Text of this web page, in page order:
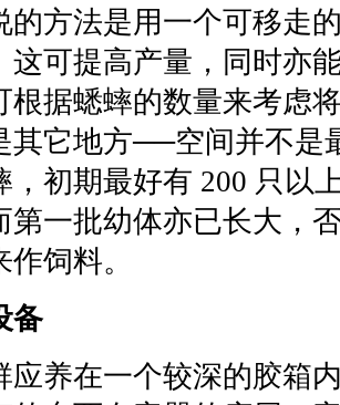
法是用一个可移走的
这可提高产量，同时亦
根据蟋蟀的数量来考虑
其它地方──空间并不是
，初期最好有 200 只以
第一批幼体亦已长大，
饲料。
备
在一个较深的胶箱内